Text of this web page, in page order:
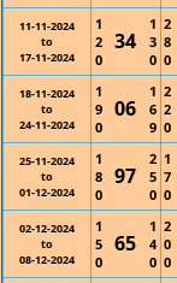
11-11-2024
to
17-11-2024
1
2
0
34
1
3
0
2
8
0
18-11-2024
to
24-11-2024
1
9
0
06
1
6
9
2
2
0
25-11-2024
to
01-12-2024
1
8
0
97
2
5
0
1
7
0
02-12-2024
to
08-12-2024
1
5
0
65
1
4
0
2
0
0